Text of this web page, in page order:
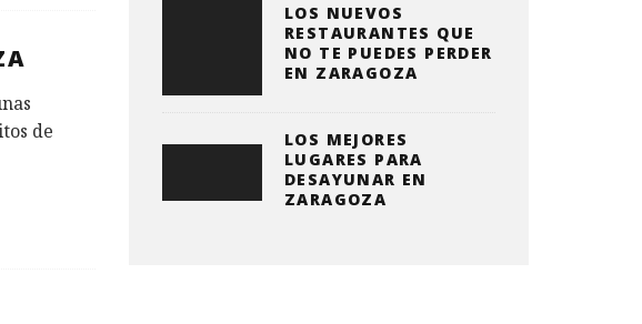
de
LOS NUEVOS
RESTAURANTES QUE
NO TE PUEDES PERDER
EN ZARAGOZA
LOS MEJORES
LUGARES PARA
DESAYUNAR EN
ZARAGOZA